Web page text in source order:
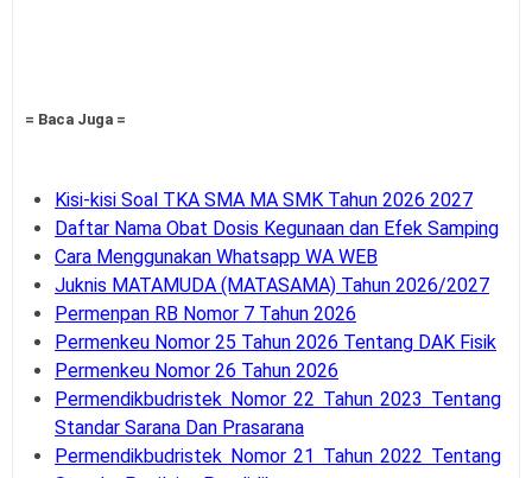
= Baca Juga =
Kisi-kisi Soal TKA SMA MA SMK Tahun 2026 2027
Daftar Nama Obat Dosis Kegunaan dan Efek Samping
Cara Menggunakan Whatsapp WA WEB
Juknis MATAMUDA (MATASAMA) Tahun 2026/2027
Permenpan RB Nomor 7 Tahun 2026
Permenkeu Nomor 25 Tahun 2026 Tentang DAK Fisik
Permenkeu Nomor 26 Tahun 2026
Permendikbudristek Nomor 22 Tahun 2023 Tentang
Standar Sarana Dan Prasarana
Permendikbudristek Nomor 21 Tahun 2022 Tentang